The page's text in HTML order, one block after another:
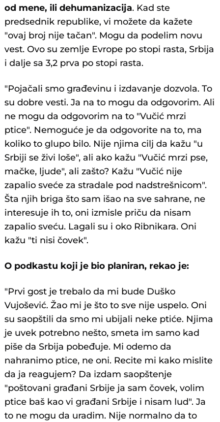
od mene, ili dehumanizacija. Kad ste
predsednik republike, vi možete da kažete
"ovaj broj nije tačan". Mogu da podelim novu
vest. Ovo su zemlje Evrope po stopi rasta, Srbija
i dalje sa 3,2 prva po stopi rasta.
"Pojačali smo građevinu i izdavanje dozvola. To
su dobre vesti. Ja na to mogu da odgovorim. Ali
ne mogu da odgovorim na to "Vučić mrzi
ptice". Nemoguće je da odgovorite na to, ma
koliko to glupo bilo. Nije njima cilj da kažu "u
Srbiji se živi loše", ali ako kažu "Vučić mrzi pse,
mačke, ljude", ali zašto? Kažu "Vučić nije
zapalio sveće za stradale pod nadstrešnicom".
Šta njih briga što sam išao na sve sahrane, ne
interesuje ih to, oni izmisle priču da nisam
zapalio sveću. Lagali su i oko Ribnikara. Oni
kažu "ti nisi čovek".
O podkastu koji je bio planiran, rekao je:
"Prvi gost je trebalo da mi bude Duško
Vujošević. Žao mi je što to sve nije uspelo. Oni
su saopštili da smo mi ubijali neke ptiće. Njima
je uvek potrebno nešto, smeta im samo kad
piše da Srbija pobeđuje. Mi odemo da
nahranimo ptice, ne oni. Recite mi kako mislite
da ja reagujem? Da izdam saopštenje
"poštovani građani Srbije ja sam čovek, volim
ptice baš kao vi građani Srbije i nisam lud". Ja
to ne mogu da uradim. Nije normalno da to